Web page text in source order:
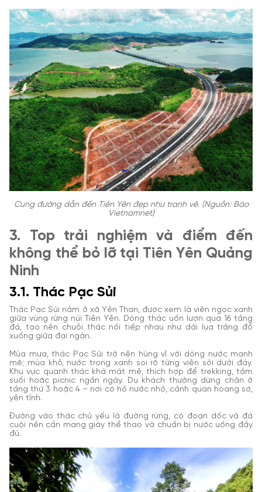
Cung đường dẫn đến Tiên Yên đẹp như tranh vẽ. (Nguồn: Báo
Vietnamnet)
3. Top trải nghiệm và điểm đến
không thể bỏ lỡ tại Tiên Yên Quảng
Ninh
3.1. Thác Pạc Sủi
Thác Pạc Sủi nằm ở xã Yên Than, được xem là viên ngọc xanh
giữa vùng rừng núi Tiên Yên. Dòng thác uốn lượn qua 16 tầng
đá, tạo nên chuỗi thác nối tiếp nhau như dải lụa trắng đổ
xuống giữa đại ngàn.
Mùa mưa, thác Pạc Sủi trở nên hùng vĩ với dòng nước mạnh
mẽ; mùa khô, nước trong xanh soi rõ từng viên sỏi dưới đáy.
Khu vực quanh thác khá mát mẻ, thích hợp để trekking, tắm
suối hoặc picnic ngắn ngày. Du khách thường dừng chân ở
tầng thứ 3 hoặc 4 – nơi có hồ nước nhỏ, cảnh quan hoang sơ,
yên tĩnh.
Đường vào thác chủ yếu là đường rừng, có đoạn dốc và đá
cuội nên cần mang giày thể thao và chuẩn bị nước uống đầy
đủ.